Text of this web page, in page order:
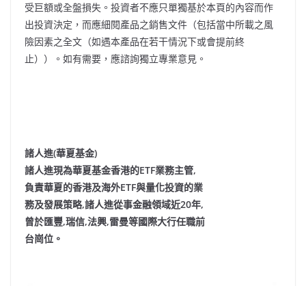
受巨額或全盤損失。投資者不應只單獨基於本頁的內容而作
出投資決定，而應細閱產品之銷售文件（包括當中所載之風
險因素之全文（如遇本產品在若干情況下或會提前終
止））。如有需要，應諮詢獨立專業意見。
諸人進(華夏基金)
諸人進現為華夏基金香港的ETF業務主管,
負責華夏的香港及海外ETF與量化投資的業
務及發展策略,諸人進從事金融領域近20年,
曾於匯豐,瑞信,法興,雷曼等國際大行任職前
台崗位。